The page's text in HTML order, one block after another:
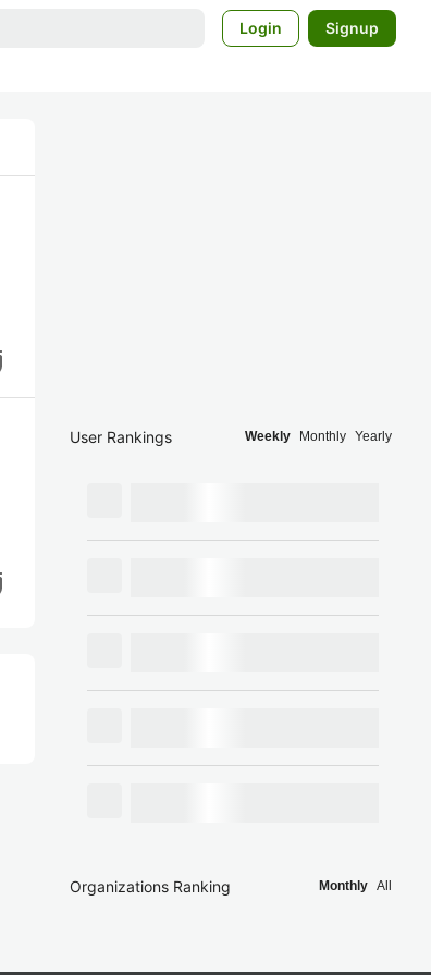
Login Signup
User Rankings Weekly Monthly Yearly
Organizations Ranking Monthly All